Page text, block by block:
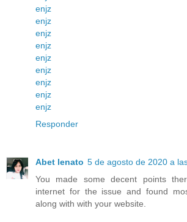
enjz
enjz
enjz
enjz
enjz
enjz
enjz
enjz
enjz
Responder
Abet lenato 5 de agosto de 2020 a
You made some decent points
internet for the issue and found
along with with your website.